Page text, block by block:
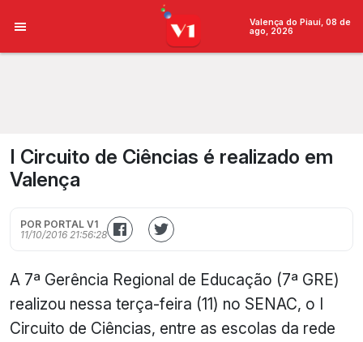
Valença do Piauí, 08 de
ago, 2026
I Circuito de Ciências é realizado em
Valença
POR PORTAL V1
11/10/2016 21:56:28
A 7ª Gerência Regional de Educação (7ª GRE)
realizou nessa terça-feira (11) no SENAC, o I
Circuito de Ciências, entre as escolas da rede